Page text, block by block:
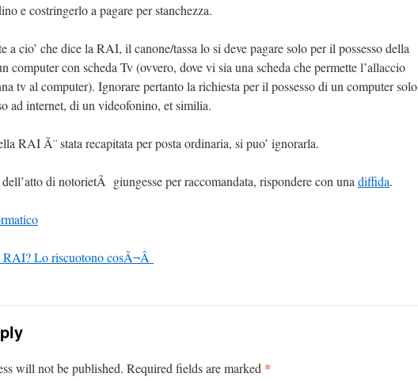
e costringerlo a pagare per stanchezza.
a cio’ che dice la RAI, il canone/tassa lo si deve pagare solo per il possesso della
computer con scheda Tv (ovvero, dove vi sia una scheda che permette l’allaccio
tv al computer). Ignorare pertanto la richiesta per il possesso di un computer solo
ad internet, di un videofonino, et similia.
RAI Ã¨ stata recapitata per posta ordinaria, si puo’ ignorarla.
di notorietÃ giungesse per raccomandata, rispondere con una diffida.
RAI? Lo riscuotono cosÃ¬Â
will not be published. Required fields are marked *